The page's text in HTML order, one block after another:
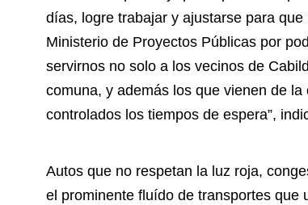
días, logre trabajar y ajustarse para
Ministerio de Proyectos Públicas por
servirnos no solo a los vecinos de
comuna, y además los que vienen de
controlados los tiempos de espera”,
Autos que no respetan la luz roja,
el prominente fluído de transportes que